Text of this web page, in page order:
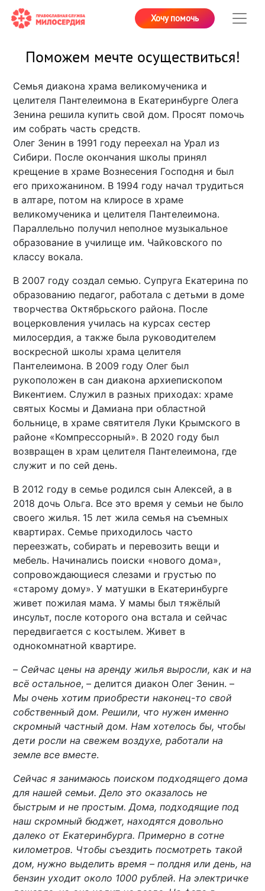
Хочу помочь
Поможем мечте осуществиться!
Семья диакона храма великомученика и
целителя Пантелеимона в Екатеринбурге Олега
Зенина решила купить свой дом. Просят помочь
им собрать часть средств.
Олег Зенин в 1991 году переехал на Урал из
Сибири. После окончания школы принял
крещение в храме Вознесения Господня и был
его прихожанином. В 1994 году начал трудиться
в алтаре, потом на клиросе в храме
великомученика и целителя Пантелеимона.
Параллельно получил неполное музыкальное
образование в училище им. Чайковского по
классу вокала.
В 2007 году создал семью. Супруга Екатерина по
образованию педагог, работала с детьми в доме
творчества Октябрьского района. После
воцерковления училась на курсах сестер
милосердия, а также была руководителем
воскресной школы храма целителя
Пантелеимона. В 2009 году Олег был
рукоположен в сан диакона архиепископом
Викентием. Служил в разных приходах: храме
святых Космы и Дамиана при областной
больнице, в храме святителя Луки Крымского в
районе «Компрессорный». В 2020 году был
возвращен в храм целителя Пантелеимона, где
служит и по сей день.
В 2012 году в семье родился сын Алексей, а в
2018 дочь Ольга. Все это время у семьи не было
своего жилья. 15 лет жила семья на съемных
квартирах. Семье приходилось часто
переезжать, собирать и перевозить вещи и
мебель. Начинались поиски «нового дома»,
сопровождающиеся слезами и грустью по
«старому дому». У матушки в Екатеринбурге
живет пожилая мама. У мамы был тяжёлый
инсульт, после которого она встала и сейчас
передвигается с костылем. Живет в
однокомнатной квартире.
– Сейчас цены на аренду жилья выросли, как и на
всё остальное, – делится диакон Олег Зенин. –
Мы очень хотим приобрести наконец-то свой
собственный дом. Решили, что нужен именно
скромный частный дом. Нам хотелось бы, чтобы
дети росли на свежем воздухе, работали на
земле все вместе.
Сейчас я занимаюсь поиском подходящего дома
для нашей семьи. Дело это оказалось не
быстрым и не простым. Дома, подходящие под
наш скромный бюджет, находятся довольно
далеко от Екатеринбурга. Примерно в сотне
километров. Чтобы съездить посмотреть такой
дом, нужно выделить время – полдня или день, на
бензин уходит около 1000 рублей. На электричке